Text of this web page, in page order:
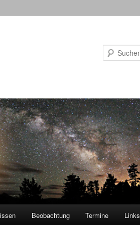
Beobachtung Termine Links